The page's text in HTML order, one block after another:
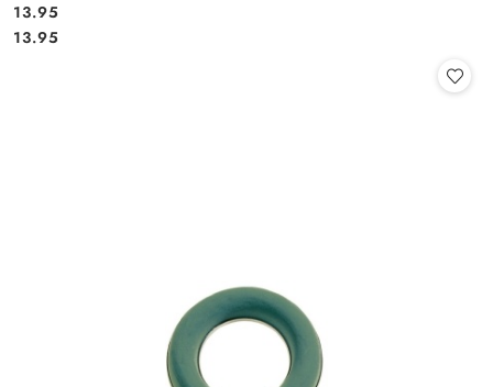
Cena:
13.95
Cena:
13.95